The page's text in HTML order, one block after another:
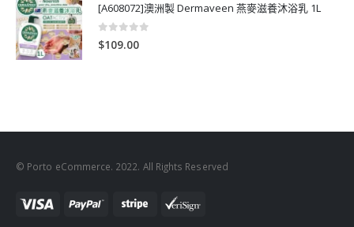
[A608072]澳洲製 Dermaveen 燕麥滋養沐浴乳 1L
0 out of 5
$109.00
© Porto eCommerce. 2022. All Rights Reserved